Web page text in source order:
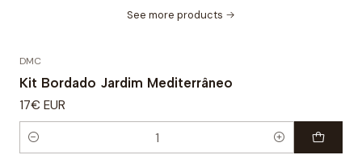
See more products
DMC
Kit Bordado Jardim Mediterrâneo
17€ EUR
Quantity